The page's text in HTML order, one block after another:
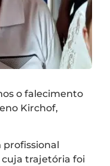
o falecimento
Kirchof,
profissional
trajetória foi